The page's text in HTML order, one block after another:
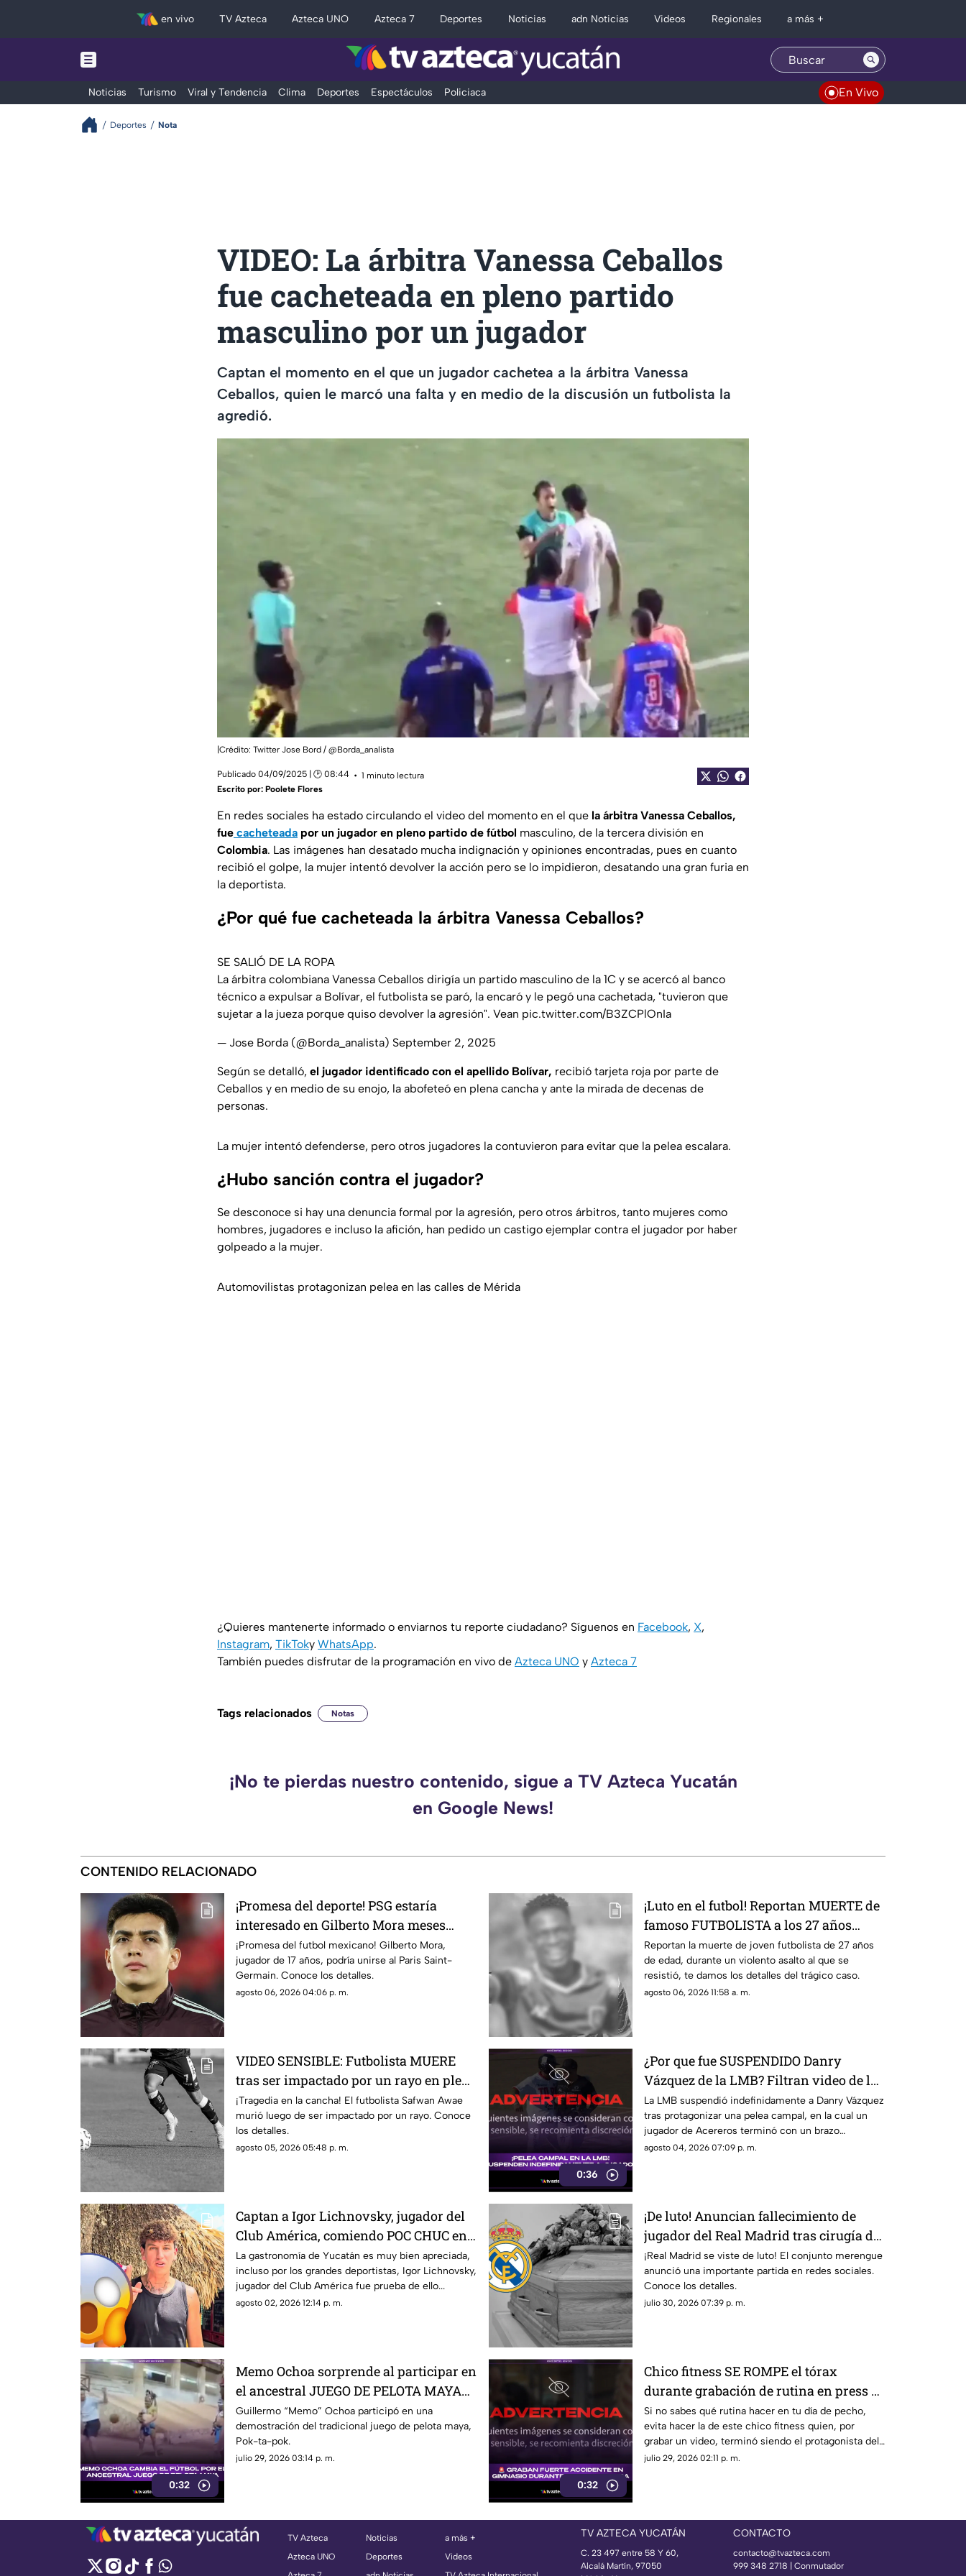
en vivo TV Azteca Azteca UNO Azteca 7 Deportes Noticias adn Noticias Videos Regionales a más +
Noticias Turismo Viral y Tendencia Clima Deportes Espectáculos Policiaca En Vivo
Deportes Nota
VIDEO: La árbitra Vanessa Ceballos
fue cacheteada en pleno partido
masculino por un jugador
Captan el momento en el que un jugador cachetea a la árbitra Vanessa
Ceballos, quien le marcó una falta y en medio de la discusión un futbolista la
agredió.
|Crédito: Twitter Jose Bord / @Borda_analista
Publicado 04/09/2025 | 🕑 08:44
1 minuto lectura
Escrito por: Poolete Flores
En redes sociales ha estado circulando el video del momento en el que la árbitra Vanessa Ceballos,
fue cacheteada por un jugador en pleno partido de fútbol masculino, de la tercera división en
Colombia. Las imágenes han desatado mucha indignación y opiniones encontradas, pues en cuanto
recibió el golpe, la mujer intentó devolver la acción pero se lo impidieron, desatando una gran furia en
la deportista.
¿Por qué fue cacheteada la árbitra Vanessa Ceballos?
SE SALIÓ DE LA ROPA
La árbitra colombiana Vanessa Ceballos dirigía un partido masculino de la 1C y se acercó al banco
técnico a expulsar a Bolívar, el futbolista se paró, la encaró y le pegó una cachetada, "tuvieron que
sujetar a la jueza porque quiso devolver la agresión". Vean pic.twitter.com/B3ZCPlOnIa
— Jose Borda (@Borda_analista) September 2, 2025
Según se detalló, el jugador identificado con el apellido Bolívar, recibió tarjeta roja por parte de
Ceballos y en medio de su enojo, la abofeteó en plena cancha y ante la mirada de decenas de
personas.
La mujer intentó defenderse, pero otros jugadores la contuvieron para evitar que la pelea escalara.
¿Hubo sanción contra el jugador?
Se desconoce si hay una denuncia formal por la agresión, pero otros árbitros, tanto mujeres como
hombres, jugadores e incluso la afición, han pedido un castigo ejemplar contra el jugador por haber
golpeado a la mujer.
Automovilistas protagonizan pelea en las calles de Mérida
¿Quieres mantenerte informado o enviarnos tu reporte ciudadano? Síguenos en Facebook, X,
Instagram, TikToky WhatsApp.
También puedes disfrutar de la programación en vivo de Azteca UNO y Azteca 7
Tags relacionados Notas
¡No te pierdas nuestro contenido, sigue a TV Azteca Yucatán
en Google News!
CONTENIDO RELACIONADO
¡Promesa del deporte! PSG estaría
interesado en Gilberto Mora meses
antes de cumplir 18 años
¡Promesa del futbol mexicano! Gilberto Mora,
jugador de 17 años, podría unirse al Paris Saint-
Germain. Conoce los detalles.
agosto 06, 2026 04:06 p. m.
¡Luto en el futbol! Reportan MUERTE de
famoso FUTBOLISTA a los 27 años
durante ASALTO; esto se sabe
Reportan la muerte de joven futbolista de 27 años
de edad, durante un violento asalto al que se
resistió, te damos los detalles del trágico caso.
agosto 06, 2026 11:58 a. m.
VIDEO SENSIBLE: Futbolista MUERE
tras ser impactado por un rayo en pleno
partido; así ocurrió
¡Tragedia en la cancha! El futbolista Safwan Awae
murió luego de ser impactado por un rayo. Conoce
los detalles.
agosto 05, 2026 05:48 p. m.
0:36
¿Por que fue SUSPENDIDO Danry
Vázquez de la LMB? Filtran video de la
BRUTAL agresión
La LMB suspendió indefinidamente a Danry Vázquez
tras protagonizar una pelea campal, en la cual un
jugador de Acereros terminó con un brazo
fracturado.
agosto 04, 2026 07:09 p. m.
Captan a Igor Lichnovsky, jugador del
Club América, comiendo POC CHUC en
Yucatán; ¿en dónde está?
La gastronomía de Yucatán es muy bien apreciada,
incluso por los grandes deportistas, Igor Lichnovsky,
jugador del Club América fue prueba de ello...
agosto 02, 2026 12:14 p. m.
¡De luto! Anuncian fallecimiento de
jugador del Real Madrid tras cirugía de
cabeza; ¿Quién era?
¡Real Madrid se viste de luto! El conjunto merengue
anunció una importante partida en redes sociales.
Conoce los detalles.
julio 30, 2026 07:39 p. m.
0:32
Memo Ochoa sorprende al participar en
el ancestral JUEGO DE PELOTA MAYA
en la Península de Yucatán
Guillermo “Memo” Ochoa participó en una
demostración del tradicional juego de pelota maya,
Pok-ta-pok.
julio 29, 2026 03:14 p. m.
0:32
Chico fitness SE ROMPE el tórax
durante grabación de rutina en press de
banca (+VIDEO)
Si no sabes qué rutina hacer en tu día de pecho,
evita hacer la de este chico fitness quien, por
grabar un video, terminó siendo el protagonista del
dolor.
julio 29, 2026 02:11 p. m.
TV Azteca
Azteca UNO
Noticias
Deportes
a más +
Videos
TV AZTECA YUCATÁN
C. 23 497 entre 58 Y 60,
Alcalá Martín, 97050
CONTACTO
contacto@tvazteca.com
999 348 2718 | Conmutador